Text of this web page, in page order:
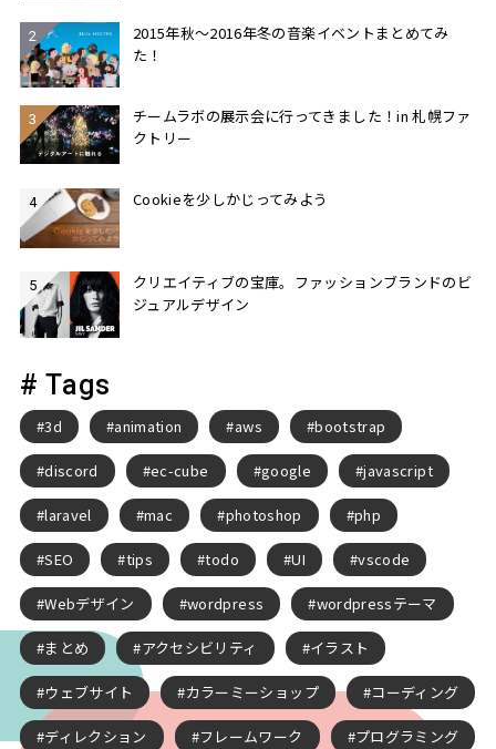
2015年秋〜2016年冬の音楽イベントまとめてみ
た！
チームラボの展示会に行ってきました！in 札幌ファ
クトリー
Cookieを少しかじってみよう
クリエイティブの宝庫。ファッションブランドのビ
ジュアルデザイン
# Tags
3d animation aws bootstrap
discord ec-cube google javascript
laravel mac photoshop php
SEO tips todo UI vscode
Webデザイン wordpress wordpressテーマ
まとめ アクセシビリティ イラスト
ウェブサイト カラーミーショップ コーディング
ディレクション フレームワーク プログラミング